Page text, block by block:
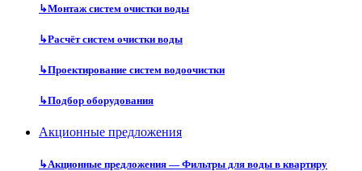
↳Монтаж систем очистки воды
↳Расчёт систем очистки воды
↳Проектирование систем водоочистки
↳Подбор оборудования
Акционные предложения
↳Акционные предложения — Фильтры для воды в квартиру